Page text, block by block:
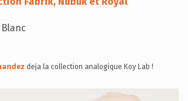
deja la collection analogique Koy Lab !